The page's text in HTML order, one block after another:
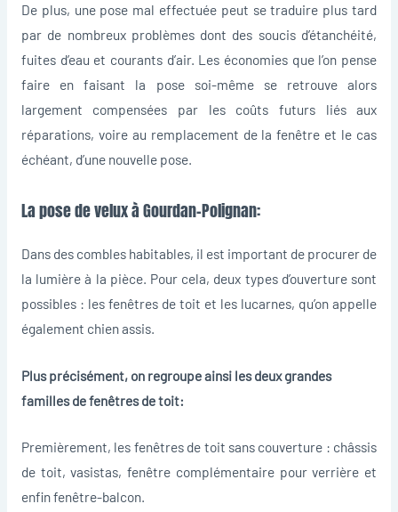
De plus, une pose mal effectuée peut se traduire plus tard
par de nombreux problèmes dont des soucis d’étanchéité,
fuites d’eau et courants d’air. Les économies que l’on pense
faire en faisant la pose soi-même se retrouve alors
largement compensées par les coûts futurs liés aux
réparations, voire au remplacement de la fenêtre et le cas
échéant, d’une nouvelle pose.
La pose de velux à Gourdan-Polignan:
Dans des combles habitables, il est important de procurer de
la lumière à la pièce. Pour cela, deux types d’ouverture sont
possibles : les fenêtres de toit et les lucarnes, qu’on appelle
également chien assis.
Plus précisément, on regroupe ainsi les deux grandes
familles de fenêtres de toit:
Premièrement, les fenêtres de toit sans couverture : châssis
de toit, vasistas, fenêtre complémentaire pour verrière et
enfin fenêtre-balcon.